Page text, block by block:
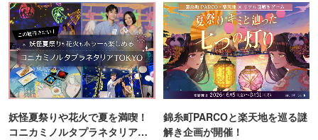
妖怪夏祭りや花火で夏を満喫！
コニカミノルタプラネタリア
錦糸町PARCOと楽天地を巡る謎
解き企画が開催！